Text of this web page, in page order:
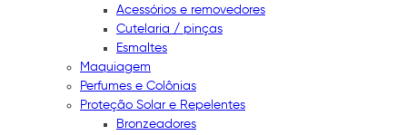
Acessórios e removedores
Cutelaria / pinças
Esmaltes
Maquiagem
Perfumes e Colônias
Proteção Solar e Repelentes
Bronzeadores